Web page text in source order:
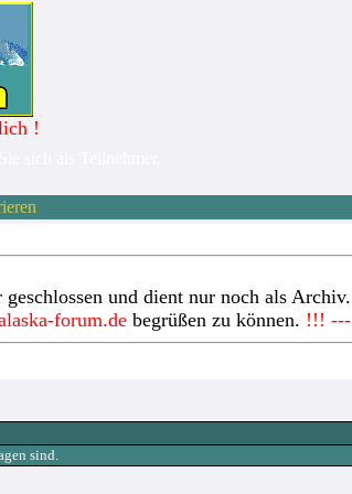
!
und dient nur noch als Archiv.
forum.de begrüßen zu können. !!! ---
sind.